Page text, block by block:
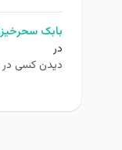
بابک
در
دیدن کسی در